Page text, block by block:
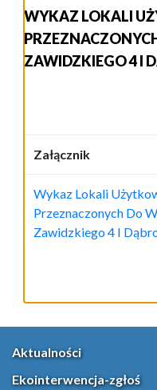
WYKAZ LOKALI
ZAWIDZKIEGO 4 I
Załącznik
Wykaz Lokali
Przeznaczonych Do
Zawidzkiego 4 I
Aktualności
Ekointerwencja-zgłoś